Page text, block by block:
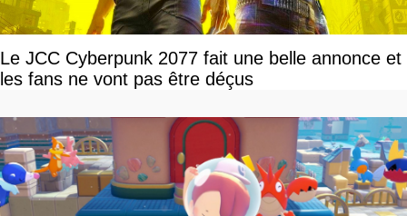
Le JCC Cyberpunk 2077 fait une belle annonce et
les fans ne vont pas être déçus